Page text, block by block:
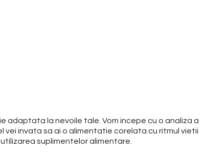
adaptata la nevoile tale. Vom incepe cu o analiza a
vei invata sa ai o alimentatie corelata cu ritmul vietii
suplimentelor alimentare.